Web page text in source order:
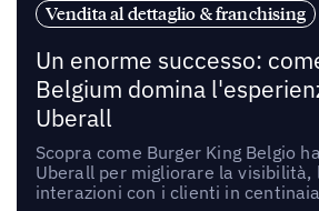
Vendita al dettaglio & franchising
Un enorme successo:
Belgium domina
Uberall
Scopra come Burger King Belgio
Uberall per migliorare la visibilità,
interazioni con i clienti in